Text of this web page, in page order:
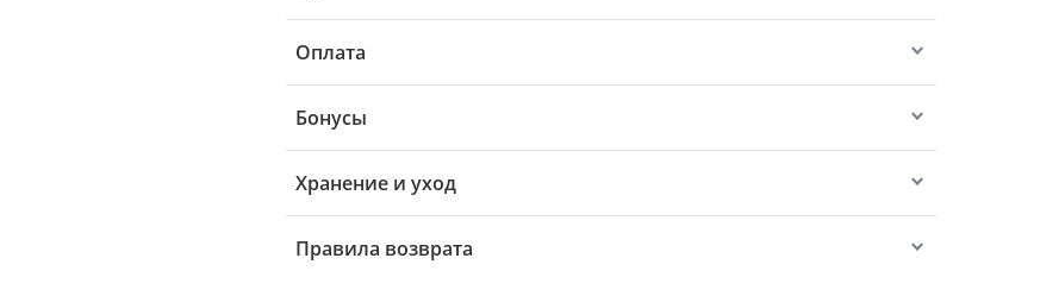
Оплата
Бонусы
Хранение и уход
Правила возврата